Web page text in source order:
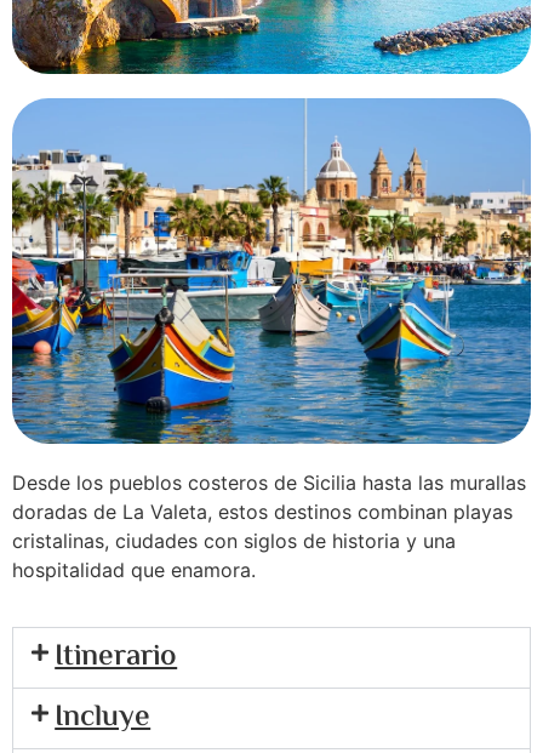
Desde los pueblos costeros de Sicilia hasta las murallas
doradas de La Valeta, estos destinos combinan playas
cristalinas, ciudades con siglos de historia y una
hospitalidad que enamora.
Itinerario
Incluye